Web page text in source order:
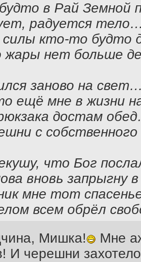
в Рай Земной
радуется
кто-то будто
жары нет больше
заново на
ещё мне в жизни
достам
с
что Бог
вновь запрыгну
мне тот
всем обрёл
Мишка!
Мне
И черешни